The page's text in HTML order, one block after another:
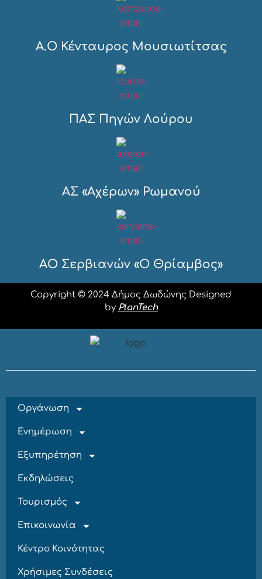
Α.Ο Κένταυρος Μουσιωτίτσας
ΠΑΣ Πηγών Λούρου
ΑΣ «Αχέρων» Ρωμανού
ΑΟ Σερβιανών «Ο Θρίαμβος»
Copyright © 2024 Δήμος Δωδώνης Designed
by PlanTech
Οργάνωση
Ενημέρωση
Εξυπηρέτηση
Εκδηλώσεις
Τουρισμός
Επικοινωνία
Κέντρο Κοινότητας
Χρήσιμες Συνδέσεις